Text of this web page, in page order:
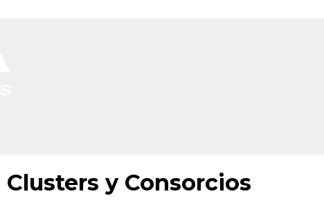
y Consorcios